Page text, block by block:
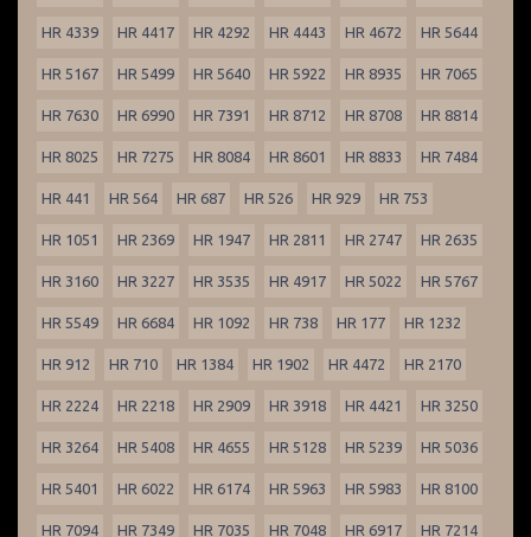
HR 4339 HR 4417 HR 4292 HR 4443 HR 4672 HR 5644
HR 5167 HR 5499 HR 5640 HR 5922 HR 8935 HR 7065
HR 7630 HR 6990 HR 7391 HR 8712 HR 8708 HR 8814
HR 8025 HR 7275 HR 8084 HR 8601 HR 8833 HR 7484
HR 441 HR 564 HR 687 HR 526 HR 929 HR 753
HR 1051 HR 2369 HR 1947 HR 2811 HR 2747 HR 2635
HR 3160 HR 3227 HR 3535 HR 4917 HR 5022 HR 5767
HR 5549 HR 6684 HR 1092 HR 738 HR 177 HR 1232
HR 912 HR 710 HR 1384 HR 1902 HR 4472 HR 2170
HR 2224 HR 2218 HR 2909 HR 3918 HR 4421 HR 3250
HR 3264 HR 5408 HR 4655 HR 5128 HR 5239 HR 5036
HR 5401 HR 6022 HR 6174 HR 5963 HR 5983 HR 8100
HR 7094 HR 7349 HR 7035 HR 7048 HR 6917 HR 7214